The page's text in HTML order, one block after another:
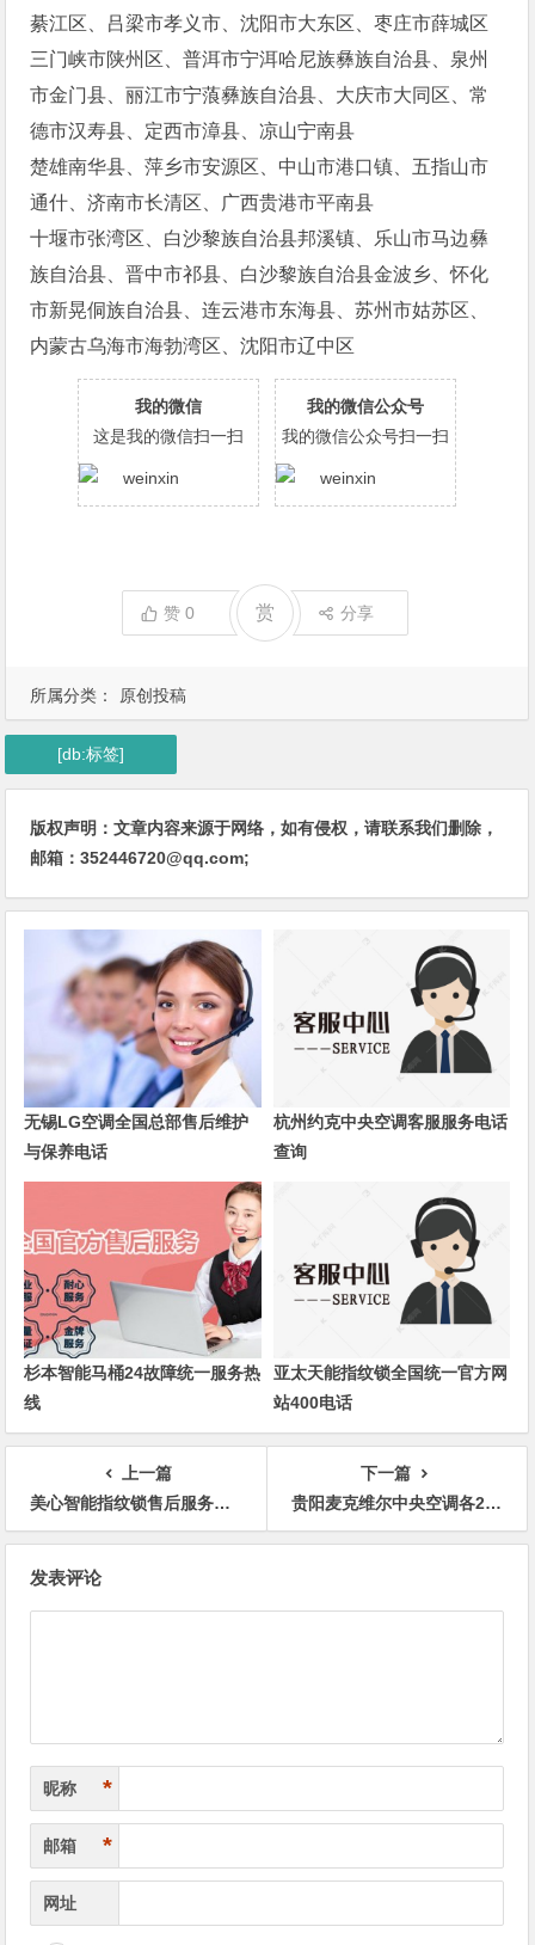
所属分类： 原创投稿
綦江区、吕梁市孝义市、沈阳市大东区、枣庄市薛城区
三门峡市陕州区、普洱市宁洱哈尼族彝族自治县、泉州
市金门县、丽江市宁蒗彝族自治县、大庆市大同区、常
德市汉寿县、定西市漳县、凉山宁南县
楚雄南华县、萍乡市安源区、中山市港口镇、五指山市
通什、济南市长清区、广西贵港市平南县
十堰市张湾区、白沙黎族自治县邦溪镇、乐山市马边彝
族自治县、晋中市祁县、白沙黎族自治县金波乡、怀化
市新晃侗族自治县、连云港市东海县、苏州市姑苏区、
内蒙古乌海市海勃湾区、沈阳市辽中区
我的微信
这是我的微信扫一扫
我的微信公众号
我的微信公众号扫一扫
赞0 赏 分享
[db:标签]
版权声明：文章内容来源于网络，如有侵权，请联系我们删除，
邮箱：352446720@qq.com;
无锡LG空调全国总部售后维护
与保养电话
杭州约克中央空调客服服务电话
查询
杉本智能马桶24故障统一服务热
线
亚太天能指纹锁全国统一官方网
站400电话
上一篇
美心智能指纹锁售后服务上门电话附近
下一篇
贵阳麦克维尔中央空调各24小时售后全国客服受理中心
发表评论
昵称 *
邮箱 *
网址